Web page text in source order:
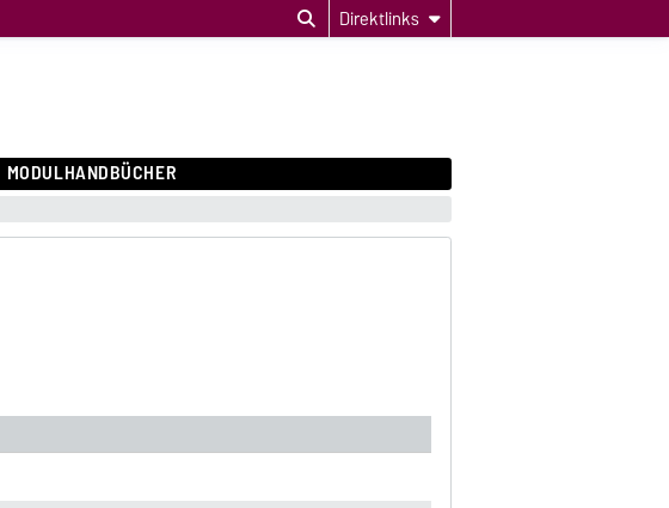
Direktlinks
MODULHANDBÜCHER